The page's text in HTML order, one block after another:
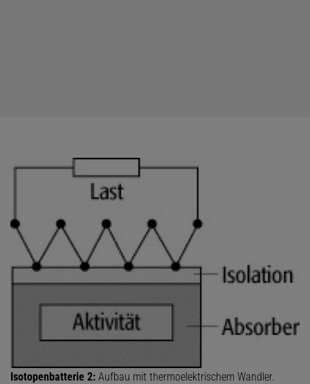
Isotopenbatterie 2: Aufbau mit thermoelektrischem Wandler.